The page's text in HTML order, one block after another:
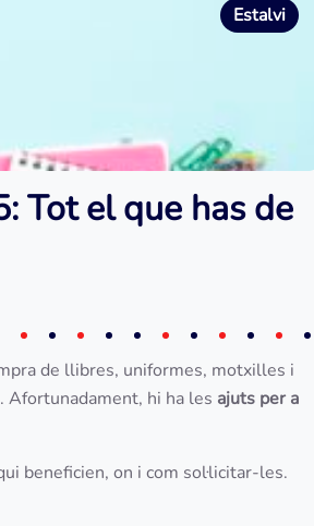
Estalvi
Tot el que has de
de llibres, uniformes, motxilles i
Afortunadament, hi ha les ajuts per a
beneficien, on i com sol·licitar-les.